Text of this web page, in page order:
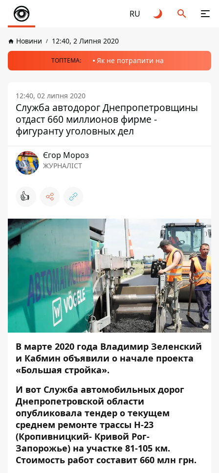
RU
Новини 12:40, 2 Липня 2020
ТОПТЕМА: Як не потрапити на
12:40, 02 липня 2020
Служба автодорог Днепропетровщины
отдаст 660 миллионов фирме -
фигуранту уголовных дел
Єгор Мороз
ЖУРНАЛІСТ
👍
В марте 2020 года Владимир Зеленский
и Кабмин объявили о начале проекта
«Большая стройка».
И вот Служба автомобильных дорог
Днепропетровской области
опубликовала тендер о текущем
среднем ремонте трассы Н-23
(Кропивницкий- Кривой Рог-
Запорожье) на участке 81-105 км.
Стоимость работ составит 660 млн грн.